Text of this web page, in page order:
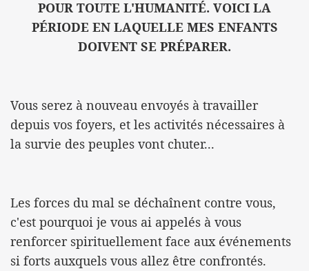
POUR TOUTE L'HUMANITÉ. VOICI LA
PÉRIODE EN LAQUELLE MES ENFANTS
DOIVENT SE PRÉPARER.
Vous serez à nouveau envoyés à travailler
depuis vos foyers, et les activités nécessaires à
la survie des peuples vont chuter...
Les forces du mal se déchaînent contre vous,
c'est pourquoi je vous ai appelés à vous
renforcer spirituellement face aux événements
si forts auxquels vous allez être confrontés.